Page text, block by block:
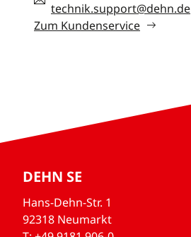
technik.support@dehn.de
Zum Kundenservice
DEHN SE
Hans-Dehn-Str. 1
92318 Neumarkt